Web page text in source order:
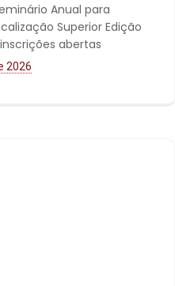
Anual para
Superior Edição
abertas
2026